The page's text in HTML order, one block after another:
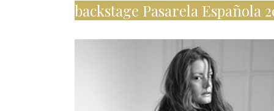
backstage Pasarela Española